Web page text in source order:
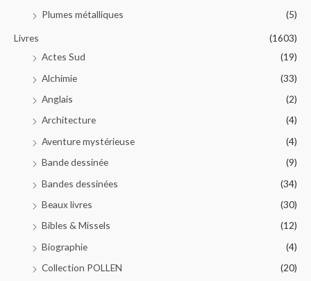
Plumes métalliques
(5)
Livres
(1603)
Actes Sud
(19)
Alchimie
(33)
Anglais
(2)
Architecture
(4)
Aventure mystérieuse
(4)
Bande dessinée
(9)
Bandes dessinées
(34)
Beaux livres
(30)
Bibles & Missels
(12)
Biographie
(4)
Collection POLLEN
(20)